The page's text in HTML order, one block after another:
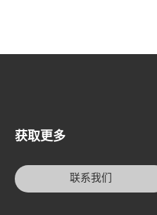
获取更多
联系我们